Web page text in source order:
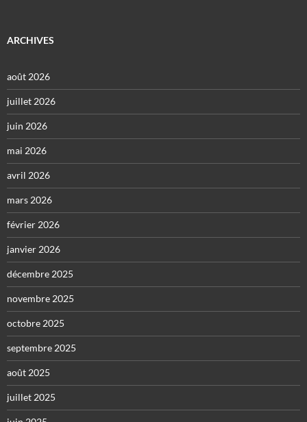
ARCHIVES
août 2026
juillet 2026
juin 2026
mai 2026
avril 2026
mars 2026
février 2026
janvier 2026
décembre 2025
novembre 2025
octobre 2025
septembre 2025
août 2025
juillet 2025